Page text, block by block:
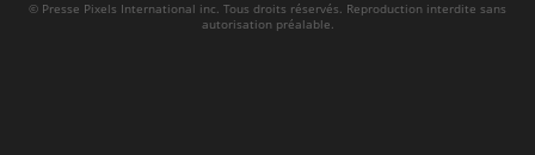
© Presse Pixels International inc. Tous droits réservés. Reproduction interdite sans
autorisation préalable.